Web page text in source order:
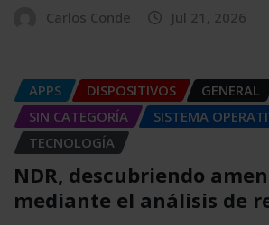
Carlos Conde Jul 21, 2026
APPS DISPOSITIVOS GENERAL
SIN CATEGORÍA
SISTEMA
TECNOLOGÍA
NDR, descubriendo
mediante el análisis de